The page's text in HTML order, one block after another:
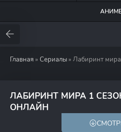
Главная » Сериалы » Лабиринт
ЛАБИРИНТ МИРА 1
ОНЛАЙН